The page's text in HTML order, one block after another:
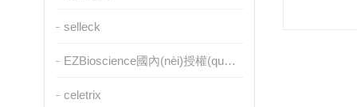
selleck
EZBioscience國內(nèi)授權(quán)代理
celetrix